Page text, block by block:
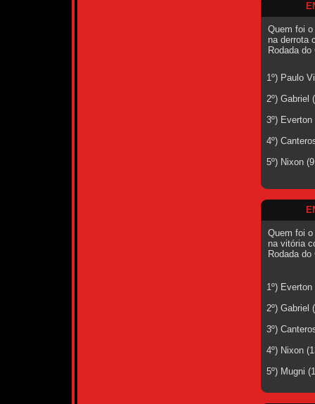
Quem foi o
na derrota
Rodada
1º) Paulo
2º) Gabriel
3º) Everton
4º)
5º) Nixon
Quem foi o
na vitória
Rodada
1º)
2º) Gabriel
3º)
4º) Nixon
5º) Mugni